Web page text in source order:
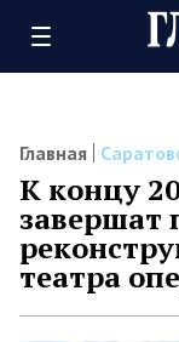
Главная
К концу
завершат
театра